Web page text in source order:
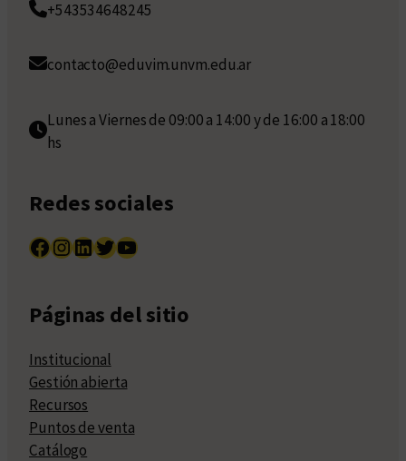
+543534648245
contacto@eduvim.unvm.edu.ar
Lunes a Viernes de 09:00 a 14:00 y de 16:00 a 18:00
hs
Redes sociales
Facebook InstagramLinkedIn Twitter YouTube
Páginas del sitio
Institucional
Gestión abierta
Recursos
Puntos de venta
Catálogo